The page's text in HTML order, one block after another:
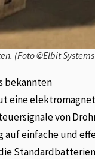
(Foto ©Elbit
bekannten
eine
von
auf einfache und